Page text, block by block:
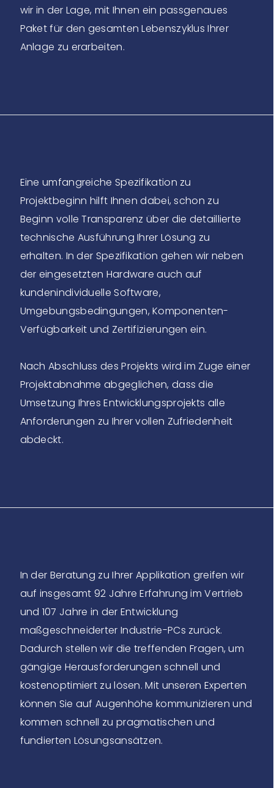
wir in der Lage, mit Ihnen ein passgenaues
Paket für den gesamten Lebenszyklus Ihrer
Anlage zu erarbeiten.
Eine umfangreiche Spezifikation zu
Projektbeginn hilft Ihnen dabei, schon zu
Beginn volle Transparenz über die detaillierte
technische Ausführung Ihrer Lösung zu
erhalten. In der Spezifikation gehen wir neben
der eingesetzten Hardware auch auf
kundenindividuelle Software,
Umgebungsbedingungen, Komponenten-
Verfügbarkeit und Zertifizierungen ein.
Nach Abschluss des Projekts wird im Zuge einer
Projektabnahme abgeglichen, dass die
Umsetzung Ihres Entwicklungsprojekts alle
Anforderungen zu Ihrer vollen Zufriedenheit
abdeckt.
In der Beratung zu Ihrer Applikation greifen wir
auf insgesamt 92 Jahre Erfahrung im Vertrieb
und 107 Jahre in der Entwicklung
maßgeschneiderter Industrie-PCs zurück.
Dadurch stellen wir die treffenden Fragen, um
gängige Herausforderungen schnell und
kostenoptimiert zu lösen. Mit unseren Experten
können Sie auf Augenhöhe kommunizieren und
kommen schnell zu pragmatischen und
fundierten Lösungsansätzen.